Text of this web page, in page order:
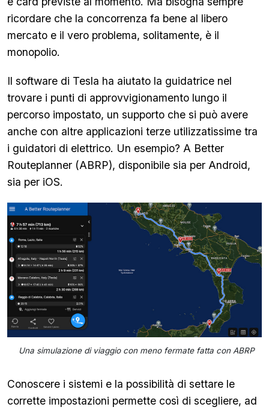
ricordare che la concorrenza fa bene al libero
mercato e il vero problema, solitamente, è il
monopolio.
Il software di Tesla ha aiutato la guidatrice nel
trovare i punti di approvvigionamento lungo il
percorso impostato, un supporto che si può avere
anche con altre applicazioni terze utilizzatissime tra
i guidatori di elettrico. Un esempio? A Better
Routeplanner (ABRP), disponibile sia per Android,
sia per iOS.
Una simulazione di viaggio con meno fermate fatta con ABRP
Conoscere i sistemi e la possibilità di settare le
corrette impostazioni permette così di scegliere, ad